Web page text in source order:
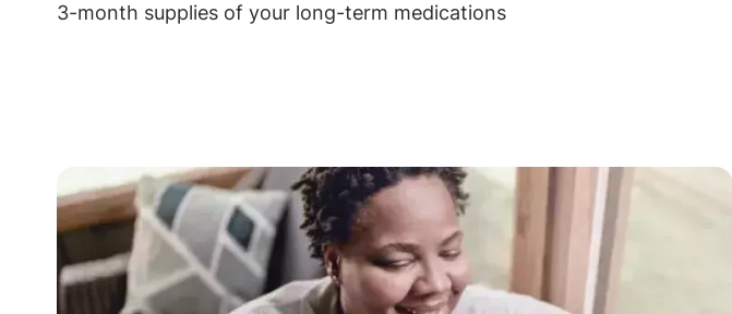
3-month supplies of your long-term medications